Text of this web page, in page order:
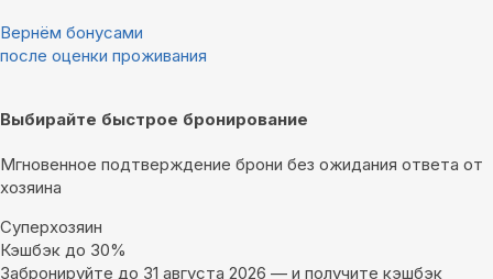
Вернём бонусами
после оценки проживания
Выбирайте быстрое бронирование
Мгновенное подтверждение брони без ожидания ответа от
хозяина
Суперхозяин
Кэшбэк до 30%
Забронируйте до 31 августа 2026 — и получите кэшбэк